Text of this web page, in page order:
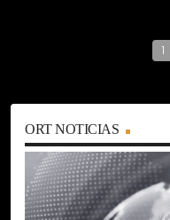
1
ORT NOTICIAS